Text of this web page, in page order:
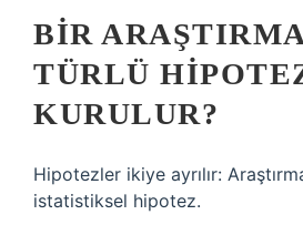
BIR
TÜRLÜ
KURULUR?
Hipotezler ikiye ayrılır:
istatistiksel hipotez.